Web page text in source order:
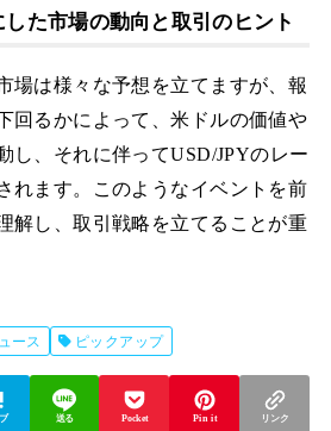
た市場の動向と取引のヒント
場は様々な予想を立てますが、報
回るかによって、米ドルの価値や
し、それに伴ってUSD/JPYのレー
れます。このようなイベントを前
解し、取引戦略を立てることが重
ース ピックアップ
送る Pocket Pin it リンク